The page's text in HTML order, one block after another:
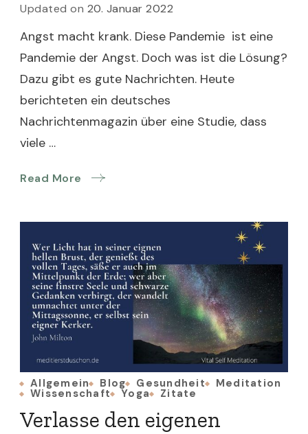
Updated on 20. Januar 2022
Angst macht krank. Diese Pandemie ist eine
Pandemie der Angst. Doch was ist die Lösung?
Dazu gibt es gute Nachrichten. Heute
berichteten ein deutsches
Nachrichtenmagazin über eine Studie, dass
viele …
Read More
Allgemein Blog Gesundheit Meditation
Wissenschaft Yoga Zitate
Verlasse den eigenen